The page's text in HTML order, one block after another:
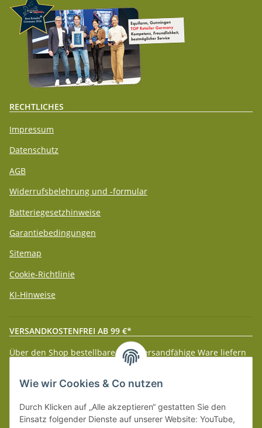
RECHTLICHES
Impressum
Datenschutz
AGB
Widerrufsbelehrung und -formular
Batteriegesetzhinweise
Garantiebedingungen
Sitemap
Cookie-Richtlinie
KI-Hinweise
VERSANDKOSTENFREI AB 99 €*
Über den Shop bestellbare paketversandfähige Ware liefern
wir innerhalb Deutschland (Festland) ab 99 € * Warenwert
versandkostenfrei.
Weitere Versanddetails entnehmen Sie bitte unserenLiefer-
und Zahlungsbedingungen.
Wie wir Cookies & Co nutzen
Durch Klicken auf „Alle akzeptieren“ gestatten Sie den
Einsatz folgender Dienste auf unserer Website: YouTube,